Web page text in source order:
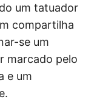
um tatuador
compartilha
se um
marcado pelo
e um